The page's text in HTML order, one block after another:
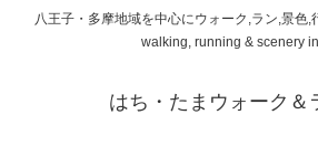
八王子・多摩地域を中心にウォーク,ラン,景
walking, running & scenery
はち・たまウォーク＆